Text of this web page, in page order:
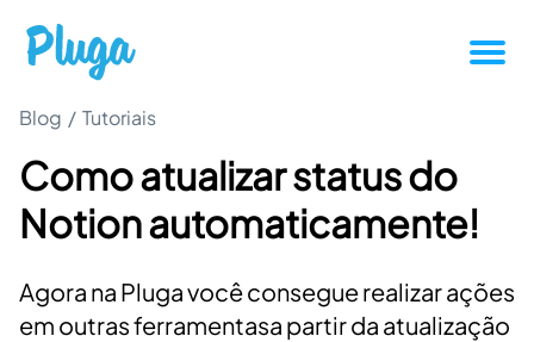
Produtividade
Casos de sucesso
Blog / Tutoriais
Como atualizar status do
Notion automaticamente!
Agora na Pluga você consegue realizar ações
em outras ferramentasa partir da atualização